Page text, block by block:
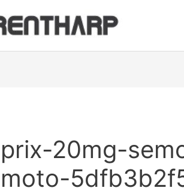
prix-20mg-
moto-